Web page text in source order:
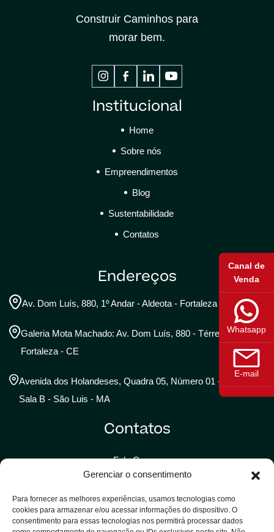
Gerenciar o consentimento
Para fornecer as melhores experiências, usamos tecnologias como
cookies para armazenar e/ou acessar informações do dispositivo. O
consentimento para essas tecnologias nos permitirá processar dados
Canal de
Venda
Whatsapp
E-mail
Construir Caminhos para
morar bem.
Institucional
Home
Sobre nós
Empreendimentos
Blog
Sustentabilidade
Contatos
Endereços
Av. Dom Luís, 880, 1º Andar - Aldeota - Fortaleza - CE
Galeria Mota Machado: Av. Dom Luís, 880 - Térreo -
Fortaleza - CE
Avenida dos Holandeses, Quadra 05, Número 01 - 5º Andar,
Sala B - São Luis - MA
Contatos
Fale Conosco
Trabalhe Conosco
Assessoria de Imprensa
Solicitar Assistência